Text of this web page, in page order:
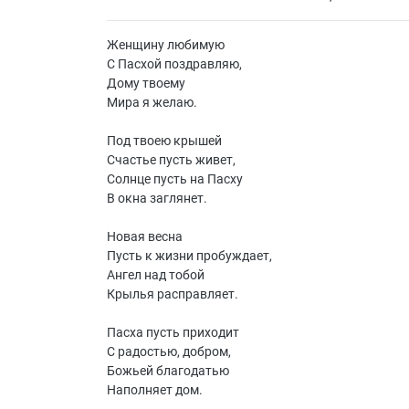
Женщину любимую
С Пасхой поздравляю,
Дому твоему
Мира я желаю.
Под твоею крышей
Счастье пусть живет,
Солнце пусть на Пасху
В окна заглянет.
Новая весна
Пусть к жизни пробуждает,
Ангел над тобой
Крылья расправляет.
Пасха пусть приходит
С радостью, добром,
Божьей благодатью
Наполняет дом.